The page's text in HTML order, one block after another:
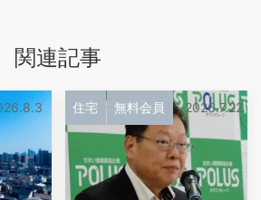
関連記事
住宅 無料会員 2026.7.22